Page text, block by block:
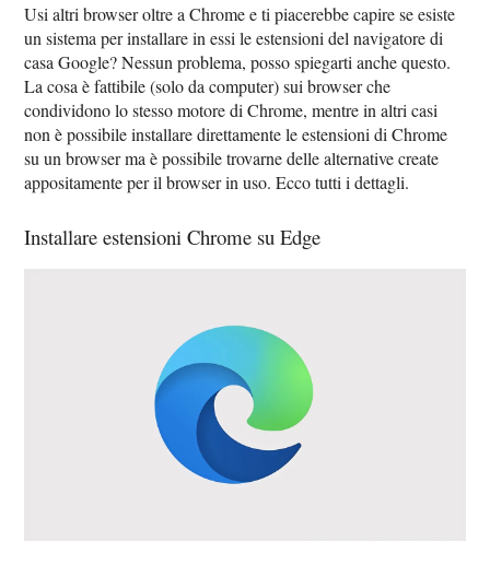
Usi altri browser oltre a Chrome e ti piacerebbe capire se esiste
un sistema per installare in essi le estensioni del navigatore di
casa Google? Nessun problema, posso spiegarti anche questo.
La cosa è fattibile (solo da computer) sui browser che
condividono lo stesso motore di Chrome, mentre in altri casi
non è possibile installare direttamente le estensioni di Chrome
su un browser ma è possibile trovarne delle alternative create
appositamente per il browser in uso. Ecco tutti i dettagli.
Installare estensioni Chrome su Edge